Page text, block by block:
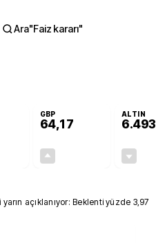
Ara"Faiz kararı"
GBP
64,17
ALTIN
6.493
açıklanıyor: Beklenti yüzde 3,97